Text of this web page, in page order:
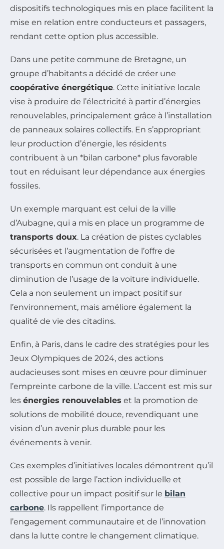
dispositifs technologiques mis en place facilitent la
mise en relation entre conducteurs et passagers,
rendant cette option plus accessible.
Dans une petite commune de Bretagne, un
groupe d’habitants a décidé de créer une
coopérative énergétique. Cette initiative locale
vise à produire de l’électricité à partir d’énergies
renouvelables, principalement grâce à l’installation
de panneaux solaires collectifs. En s’appropriant
leur production d’énergie, les résidents
contribuent à un *bilan carbone* plus favorable
tout en réduisant leur dépendance aux énergies
fossiles.
Un exemple marquant est celui de la ville
d’Aubagne, qui a mis en place un programme de
transports doux. La création de pistes cyclables
sécurisées et l’augmentation de l’offre de
transports en commun ont conduit à une
diminution de l’usage de la voiture individuelle.
Cela a non seulement un impact positif sur
l’environnement, mais améliore également la
qualité de vie des citadins.
Enfin, à Paris, dans le cadre des stratégies pour les
Jeux Olympiques de 2024, des actions
audacieuses sont mises en œuvre pour diminuer
l’empreinte carbone de la ville. L’accent est mis sur
les énergies renouvelables et la promotion de
solutions de mobilité douce, revendiquant une
vision d’un avenir plus durable pour les
événements à venir.
Ces exemples d’initiatives locales démontrent qu’il
est possible de large l’action individuelle et
collective pour un impact positif sur le bilan
carbone. Ils rappellent l’importance de
l’engagement communautaire et de l’innovation
dans la lutte contre le changement climatique.